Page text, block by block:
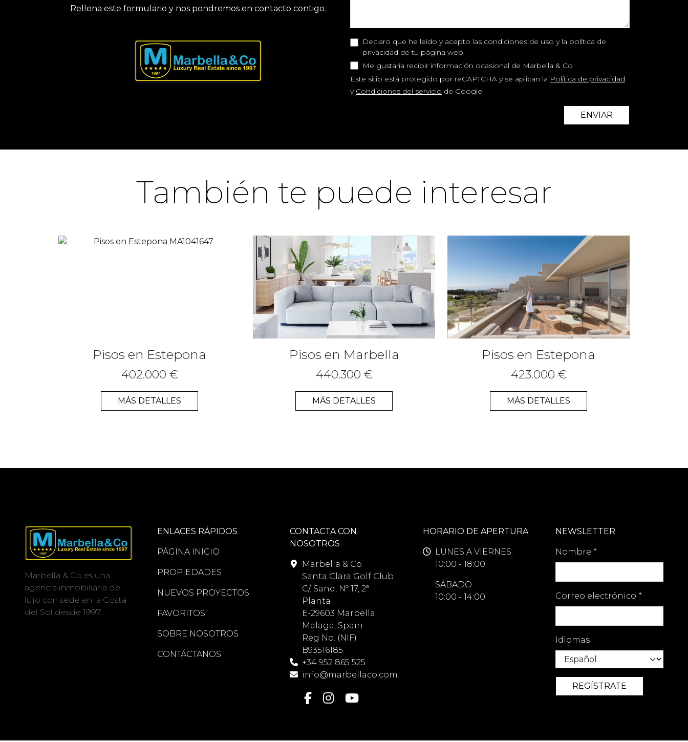
Rellena este formulario y nos pondremos en contacto contigo.
Declaro que he leído y acepto las condiciones de uso y la política de
privacidad de tu página web.
Me gustaría recibir información ocasional de Marbella & Co
Este sitio está protegido por reCAPTCHA y se aplican la Política de privacidad
y Condiciones del servicio de Google.
ENVIAR
También te puede interesar
Pisos en Estepona
402.000 €
MÁS DETALLES
Pisos en Marbella
440.300 €
MÁS DETALLES
Pisos en Estepona
423.000 €
MÁS DETALLES
Marbella & Co es una
agencia inmobiliaria de
lujo con sede en la Costa
del Sol desde 1997.
ENLACES RÁPIDOS
PÁGINA INICIO
PROPIEDADES
NUEVOS PROYECTOS
FAVORITOS
SOBRE NOSOTROS
CONTÁCTANOS
CONTACTA CON
NOSOTROS
Marbella & Co
Santa Clara Golf Club
C/. Sand, Nº 17, 2ª
Planta
E-29603 Marbella
Malaga, Spain
Reg No. (NIF)
B93516185
+34 952 865 525
info@marbellaco.com
HORARIO DE APERTURA
LUNES A VIERNES:
10:00 - 18:00
SÁBADO:
10:00 - 14:00
NEWSLETTER
Nombre *
Correo electrónico *
Idiomas